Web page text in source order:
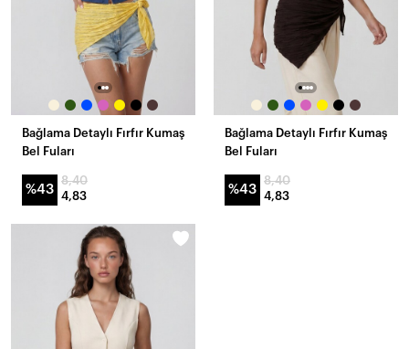
Bağlama Detaylı Fırfır Kumaş
Bel Fuları
%43
8,40
4,83
Bağlama Detaylı Fırfır Kumaş
Bel Fuları
%43
8,40
4,83